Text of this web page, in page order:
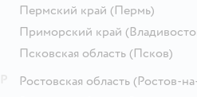
Пермский край (Пермь)
Приморский край
Псковская область (Псков)
Ростовская область (Ростов-